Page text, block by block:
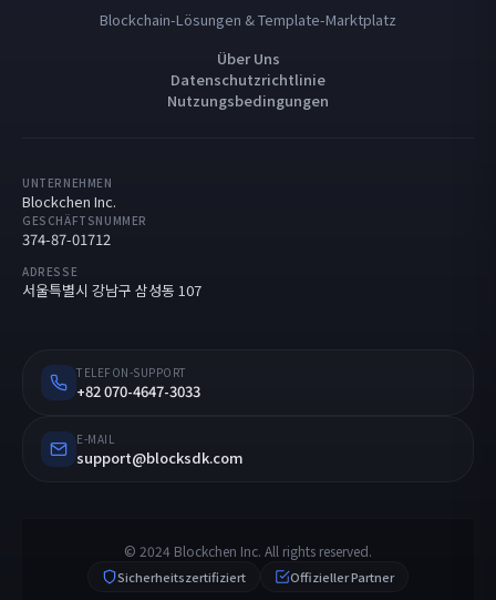
Blockchain-Lösungen & Template-Marktplatz
Über Uns
Datenschutzrichtlinie
Nutzungsbedingungen
UNTERNEHMEN
Blockchen Inc.
GESCHÄFTSNUMMER
374-87-01712
ADRESSE
서울특별시 강남구 삼성동 107
TELEFON-SUPPORT
+82 070-4647-3033
E-MAIL
support@blocksdk.com
© 2024 Blockchen Inc. All rights reserved.
Sicherheitszertifiziert Offizieller Partner